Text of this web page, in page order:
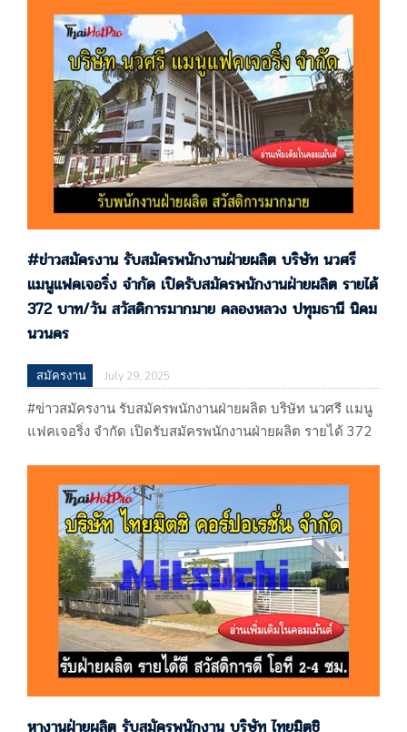
นคร คลองหลวง ปทุมธานี บริษัท ชิน-เอ็ดสุ แมกเนติกส์
(ประเทศไทย) จำกัด 60/120,122,123 หมู่ที่ 19 ตำบลคลอง
หนึ่ง อำเภอคลองหลวง จ.ปทุมธานี (ผลิตส่วนประกอบ
อิเล็กทรอนิกส์) แผนที่
: https://maps.app.goo.gl/eoJNJYjUMyyE5HVB6 รับโดย :
ซับ…
#ข่าวสมัครงาน รับสมัครพนักงานฝ่ายผลิต บริษัท นวศรี
แมนูแฟคเจอริ่ง จำกัด เปิดรับสมัครพนักงานฝ่ายผลิต รายได้
372 บาท/วัน สวัสดิการมากมาย คลองหลวง ปทุมธานี นิคม
นวนคร
สมัครงาน July 29, 2025
#ข่าวสมัครงาน รับสมัครพนักงานฝ่ายผลิต บริษัท นวศรี แมนู
แฟคเจอริ่ง จำกัด เปิดรับสมัครพนักงานฝ่ายผลิต รายได้ 372
จำกัด 60/158 นิคมอุตสาหกรรมนวนคร หมู่ที่ 19 ตรอก/ซอย
17 ถนนพหลโยธิน ตำบลคลองหนึ่ง อำเภอคลองหลวง
จ.ปทุมธานี (ผลิตน้ำยาทำความสะอาดและน้ำยาปรับผ้านุ่ม
ผลิตน้ำยาบ้วนปากและอื่นๆ)…